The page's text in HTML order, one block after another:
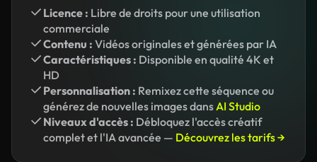
Licence : Libre de droits pour une utilisation
commerciale
Contenu : Vidéos originales et générées par IA
Caractéristiques : Disponible en qualité 4K et
HD
Personnalisation : Remixez cette séquence ou
générez de nouvelles images dansAI Studio
Niveaux d'accès : Débloquez l'accès créatif
complet et l'IA avancée — Découvrez les tarifs →